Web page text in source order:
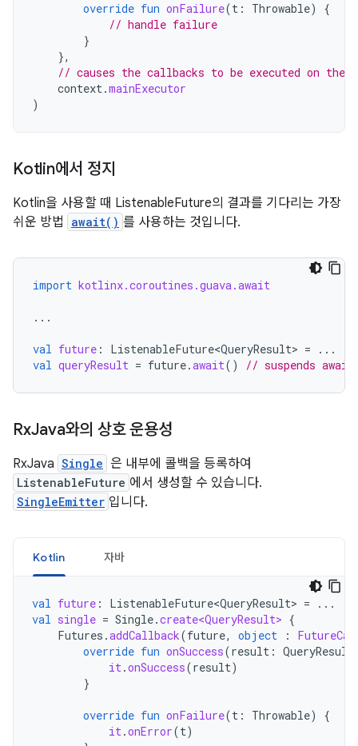
override fun onFailure(t : Throwable)
{
// handle failure
}
},
// causes the callbacks to be executed on the
context.mainExecutor
)
Kotlin에서 정지
Kotlin을 사용할 때 ListenableFuture의 결과를 기다리는 가장
쉬운 방법
await() 를 사용하는 것입니다.
import kotlinx.coroutines.guava.await
...
val future : ListenableFuture<QueryResult> =
...
val queryResult = future.await() // suspends
RxJava와의 상호 운용성
RxJava Single 은 내부에 콜백을 등록하여
ListenableFuture 에서 생성할 수 있습니다.
SingleEmitter 입니다.
Kotlin 자바
val future : ListenableFuture<QueryResult> =
...
val single = Single.create<QueryResult> {
Futures .addCallback(future, object :
override fun onSuccess(result : QueryResult
it.onSuccess(result)
}
override fun onFailure(t : Throwable)
{
it.onError(t)